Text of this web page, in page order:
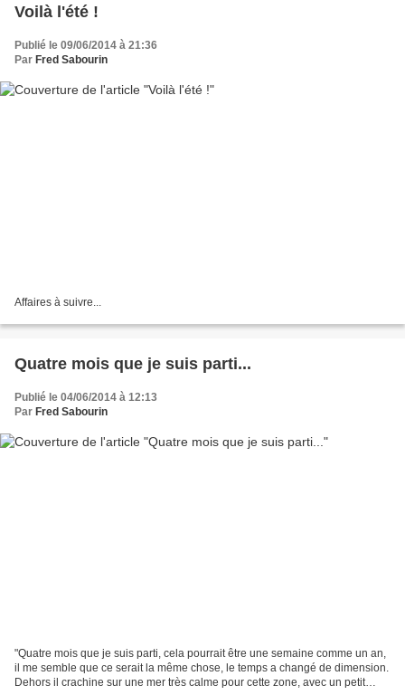
Voilà l'été !
Publié le 09/06/2014 à 21:36
Par Fred Sabourin
Affaires à suivre...
Quatre mois que je suis parti...
Publié le 04/06/2014 à 12:13
Par Fred Sabourin
"Quatre mois que je suis parti, cela pourrait être une semaine comme un an,
il me semble que ce serait la même chose, le temps a changé de dimension.
Dehors il crachine sur une mer très calme pour cette zone, avec un petit